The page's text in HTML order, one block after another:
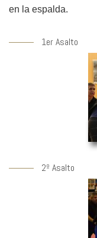
en la espalda.
1er Asalto
2º Asalto